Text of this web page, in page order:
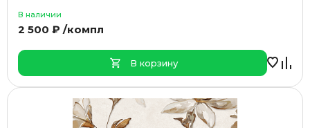
В наличии
2 500 ₽ /компл
В корзину